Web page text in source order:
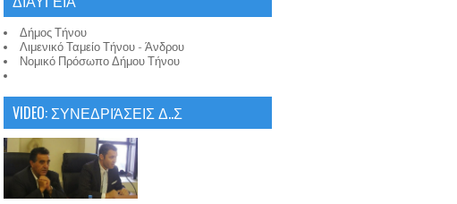
Δήμος Τήνου
Λιμενικό Ταμείο Τήνου - Άνδρου
Νομικό Πρόσωπο Δήμου Τήνου
VIDEO: ΣΥΝΕΔΡΙΆΣΕΙΣ Δ..Σ